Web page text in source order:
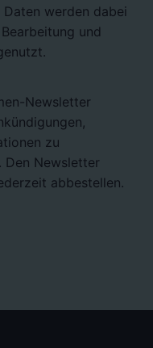
werden dabei
und
zu
Den Newsletter
abbestellen.